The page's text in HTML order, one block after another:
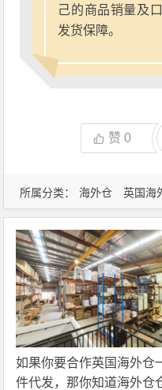
所属分类： 海外仓 英国海
己的商品销量及
发货保障。
赞0
如果你要合作英国海外仓
件代发，那你知道海外仓